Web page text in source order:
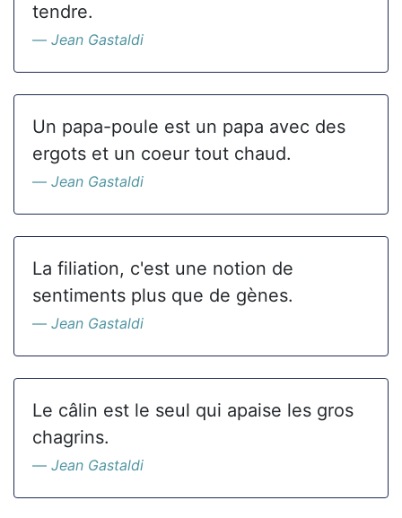
tendre.
Jean Gastaldi
Un papa-poule est un papa avec des
ergots et un coeur tout chaud.
Jean Gastaldi
La filiation, c'est une notion de
sentiments plus que de gènes.
Jean Gastaldi
Le câlin est le seul qui apaise les gros
chagrins.
Jean Gastaldi